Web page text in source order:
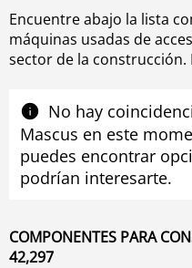
Encuentre abajo la lista
máquinas usadas de
sector de la construcción.
comprobar las máquinas
accesorios para
desea mejorar los
usado de accesorios
los filtros en la
No hay
Mascus en este
puedes encontrar
podrían interesarte.
COMPONENTES PARA
42,297